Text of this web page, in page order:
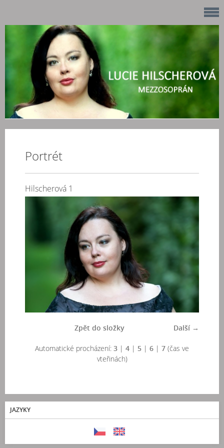
Portrét
Hilscherová 1
Další →
Zpět do složky
Automatické procházení: 3 | 4 | 5 | 6 | 7 (čas ve
vteřinách)
JAZYKY